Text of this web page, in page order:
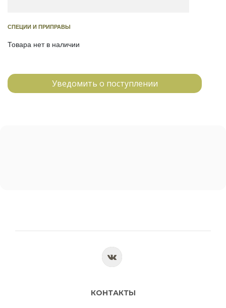
СПЕЦИИ И ПРИПРАВЫ
Товара нет в наличии
Уведомить о поступлении
КОНТАКТЫ